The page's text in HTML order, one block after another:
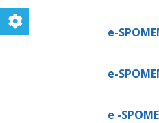
e-
e-
e -